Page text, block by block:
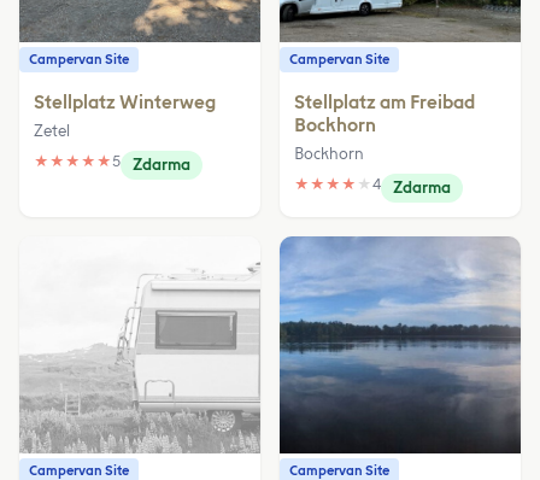
Campervan Site
Stellplatz Winterweg
Zetel
★ ★ ★ ★ ★5 Zdarma
Campervan Site
Stellplatz am Freibad
Bockhorn
Bockhorn
★ ★ ★ ★ ★ 4 Zdarma
Campervan Site Campervan Site